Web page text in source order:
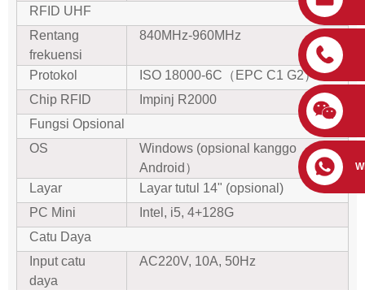
RFID UHF
Rentang
frekuensi
840MHz-960MHz
Protokol
ISO 18000-6C（EPC C1 G2）
Chip RFID
Impinj R2000
Fungsi Opsional
OS
Windows (opsional kanggo
Android）
Layar
Layar tutul 14" (opsional)
PC Mini
Intel, i5, 4+128G
Catu Daya
Input catu
daya
AC220V, 10A, 50Hz